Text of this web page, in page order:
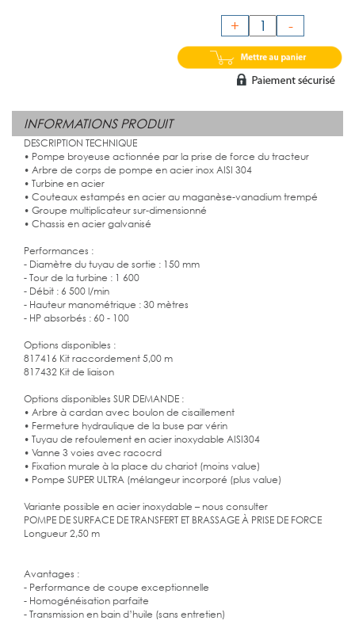
+ -
INFORMATIONS PRODUIT
DESCRIPTION TECHNIQUE
• Pompe broyeuse actionnée par la prise de force du tracteur
• Arbre de corps de pompe en acier inox AISI 304
• Turbine en acier
• Couteaux estampés en acier au maganèse-vanadium trempé
• Groupe multiplicateur sur-dimensionné
• Chassis en acier galvanisé
Performances :
- Diamètre du tuyau de sortie : 150 mm
- Tour de la turbine : 1 600
- Débit : 6 500 l/min
- Hauteur manométrique : 30 mètres
- HP absorbés : 60 - 100
Options disponibles :
817416 Kit raccordement 5,00 m
817432 Kit de liaison
Options disponibles SUR DEMANDE :
• Arbre à cardan avec boulon de cisaillement
• Fermeture hydraulique de la buse par vérin
• Tuyau de refoulement en acier inoxydable AISI304
• Vanne 3 voies avec racocrd
• Fixation murale à la place du chariot (moins value)
• Pompe SUPER ULTRA (mélangeur incorporé (plus value)
Variante possible en acier inoxydable – nous consulter
POMPE DE SURFACE DE TRANSFERT ET BRASSAGE À PRISE DE FORCE
Longueur 2,50 m
Avantages :
- Performance de coupe exceptionnelle
- Homogénéisation parfaite
- Transmission en bain d’huile (sans entretien)